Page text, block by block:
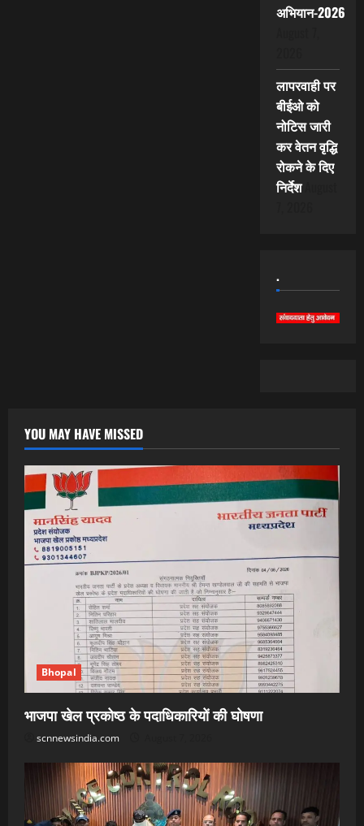
अभियान-2026
लापरवाही पर
बीईओ को
नोटिस जारी
कर वेतन वृद्धि
रोकने के दिए
निर्देश
.
YOU MAY HAVE MISSED
Bhopal
भाजपा खेल प्रकोष्ठ के पदाधिकारियों की घोषणा
scnnewsindia.com